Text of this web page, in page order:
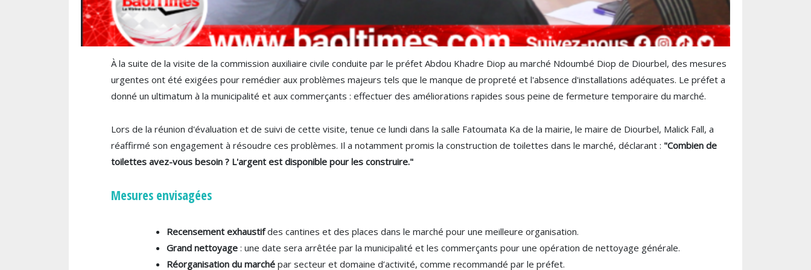
À la suite de la visite de la commission auxiliaire civile conduite par le préfet Abdou Khadre Diop au marché Ndoumbé Diop de Diourbel, des mesures
urgentes ont été exigées pour remédier aux problèmes majeurs tels que le manque de propreté et l'absence d'installations adéquates. Le préfet a
donné un ultimatum à la municipalité et aux commerçants : effectuer des améliorations rapides sous peine de fermeture temporaire du marché.
Lors de la réunion d'évaluation et de suivi de cette visite, tenue ce lundi dans la salle Fatoumata Ka de la mairie, le maire de Diourbel, Malick Fall, a
réaffirmé son engagement à résoudre ces problèmes. Il a notamment promis la construction de toilettes dans le marché, déclarant : "Combien de
toilettes avez-vous besoin ? L'argent est disponible pour les construire."
Mesures envisagées
Recensement exhaustifdes cantines et des places dans le marché pour une meilleure organisation.
Grand nettoyage : une date sera arrêtée par la municipalité et les commerçants pour une opération de nettoyage générale.
Réorganisation du marché par secteur et domaine d’activité, comme recommandé par le préfet.